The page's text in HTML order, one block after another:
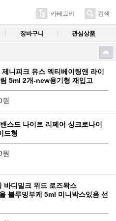
카테고리 검색
장바구니 관심상품
니피크 유스 엑티베이팅앤 라이
5ml 2개-new용기형 재입고
스드 나이트 리페어 싱크로나이
드형
바디밀크 위드 로즈왁스
블루밍부케 5ml 미니박스있음 선